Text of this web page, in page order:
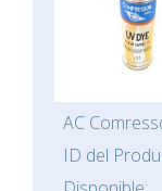
AC
ID del